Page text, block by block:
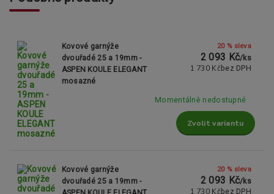
Kovové garnýže
dvouřadé 25 a 19mm -
ASPEN KOULE ELEGANT
mosazné
20 % sleva
2 093 Kč/ks
1 730 Kč bez DPH
Momentálně nedostupné
Zvolit variantu
Kovové garnýže
dvouřadé 25 a 19mm -
20 % sleva
2 093 Kč/ks
1 730 Kč bez DPH